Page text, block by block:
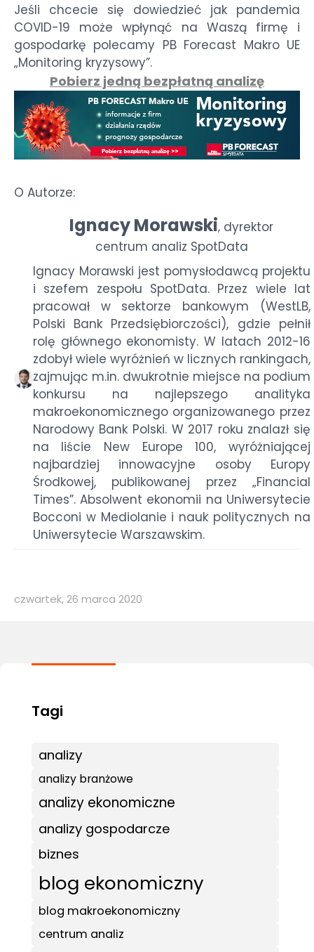
Jeśli chcecie się dowiedzieć jak pandemia
COVID-19 może wpłynąć na Waszą firmę i
gospodarkę polecamy PB Forecast Makro UE
„Monitoring kryzysowy”.
Pobierz jedną bezpłatną analizę
O Autorze:
Ignacy Morawski, dyrektor
centrum analiz SpotData
Ignacy Morawski jest pomysłodawcą projektu
i szefem zespołu SpotData. Przez wiele lat
pracował w sektorze bankowym (WestLB,
Polski Bank Przedsiębiorczości), gdzie pełnił
rolę głównego ekonomisty. W latach 2012-16
zdobył wiele wyróżnień w licznych rankingach,
zajmując m.in. dwukrotnie miejsce na podium
konkursu na najlepszego analityka
makroekonomicznego organizowanego przez
Narodowy Bank Polski. W 2017 roku znalazł się
na liście New Europe 100, wyróżniającej
najbardziej innowacyjne osoby Europy
Środkowej, publikowanej przez „Financial
Times”. Absolwent ekonomii na Uniwersytecie
Bocconi w Mediolanie i nauk politycznych na
Uniwersytecie Warszawskim.
czwartek, 26 marca 2020
analizy
analizy branżowe
analizy ekonomiczne
analizy gospodarcze
biznes
blog ekonomiczny
blog makroekonomiczny
centrum analiz